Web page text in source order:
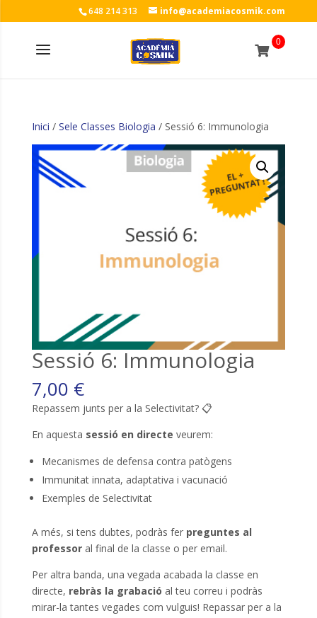
648 214 313 info@academiacosmik.com
0
Inici / Sele Classes Biologia / Sessió 6: Immunologia
Sessió 6: Immunologia
7,00 €
Repassem junts per a la Selectivitat? 📋
En aquesta sessió en directe veurem:
Mecanismes de defensa contra patògens
Immunitat innata, adaptativa i vacunació
Exemples de Selectivitat
A més, si tens dubtes, podràs fer preguntes al
professoral final de la classe o per email.
Per altra banda, una vegada acabada la classe en
directe, rebràs la grabació al teu correu i podràs
mirar-la tantes vegades com vulguis! Repassar per a la